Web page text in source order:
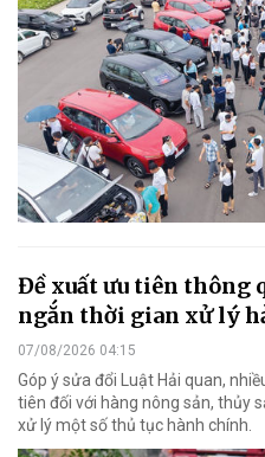
Đề xuất ưu tiên thông
ngắn thời gian xử lý
07/08/2026 04:15
Góp ý sửa đổi Luật Hải quan,
tiên đối với hàng nông sản, thủy
xử lý một số thủ tục hành chính.